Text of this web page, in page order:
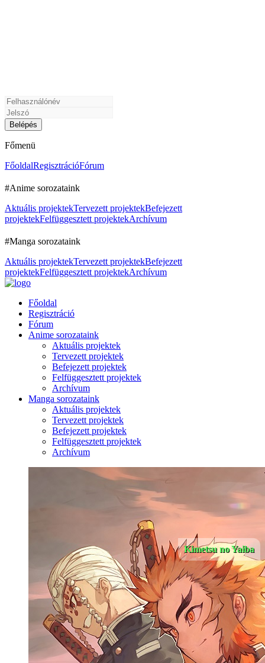
Főmenü
FőoldalRegisztrációFórum
#Anime sorozataink
Aktuális projektekTervezett projektekBefejezett
projektekFelfüggesztett projektekArchívum
#Manga sorozataink
Aktuális projektekTervezett projektekBefejezett
projektekFelfüggesztett projektekArchívum
Főoldal
Regisztráció
Fórum
Anime sorozataink
Aktuális projektek
Tervezett projektek
Befejezett projektek
Felfüggesztett projektek
Archívum
Manga sorozataink
Aktuális projektek
Tervezett projektek
Befejezett projektek
Felfüggesztett projektek
Archívum
Kimetsu no Yaiba